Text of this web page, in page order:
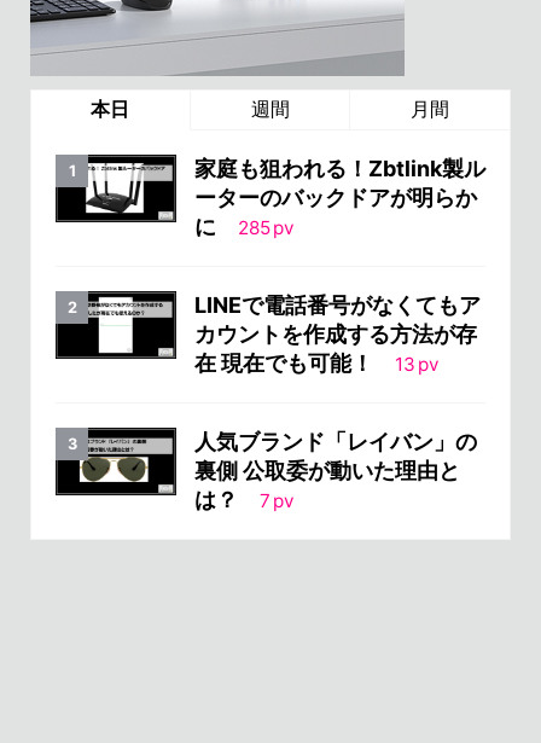
本日 週間 月間
家庭も狙われる！Zbtlink製ル
ーターのバックドアが明らか
に
285pv
LINEで電話番号がなくてもア
カウントを作成する方法が存
在 現在でも可能！
13 pv
人気ブランド「レイバン」の
裏側 公取委が動いた理由と
は？
7 pv